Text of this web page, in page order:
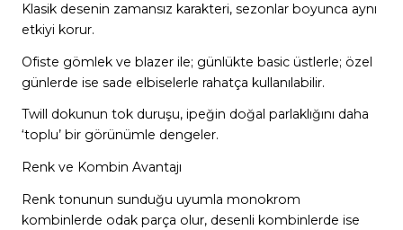
Klasik desenin zamansız karakteri, sezonlar boyunca aynı
etkiyi korur.
Ofiste gömlek ve blazer ile; günlükte basic üstlerle; özel
günlerde ise sade elbiselerle rahatça kullanılabilir.
Twill dokunun tok duruşu, ipeğin doğal parlaklığını daha
‘toplu’ bir görünümle dengeler.
Renk ve Kombin Avantajı
Renk tonunun sunduğu uyumla monokrom
kombinlerde odak parça olur, desenli kombinlerde ise